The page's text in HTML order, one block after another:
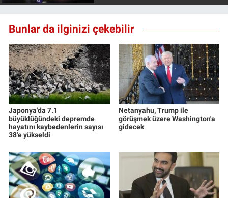
Bunlar da ilginizi çekebilir
Japonya'da 7.1
büyüklüğündeki depremde
hayatını kaybedenlerin sayısı
38'e yükseldi
Netanyahu, Trump ile
görüşmek üzere Washington'a
gidecek